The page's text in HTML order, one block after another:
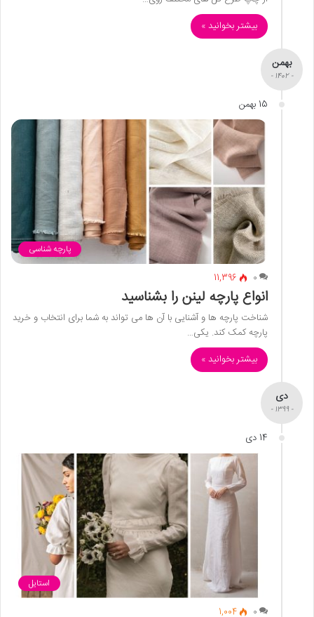
بیشتر بخوانید »
بهمن
- 1402 -
15 بهمن
پارچه شناسی
0
11,396
انواع پارچه لینن را بشناسید
شناخت پارچه ها و آشنایی با آن ها می تواند به شما برای انتخاب و خرید
پارچه کمک کند. یکی…
بیشتر بخوانید »
دی
- 1399 -
14 دی
استایل
0
1,004